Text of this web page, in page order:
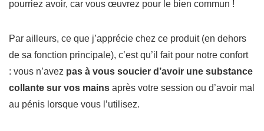
pourriez avoir, car vous œuvrez pour le bien commun !
Par ailleurs, ce que j’apprécie chez ce produit (en dehors
de sa fonction principale), c’est qu’il fait pour notre confort
: vous n’avez pas à vous soucier d’avoir une substance
collante sur vos mains après votre session ou d’avoir mal
au pénis lorsque vous l’utilisez.